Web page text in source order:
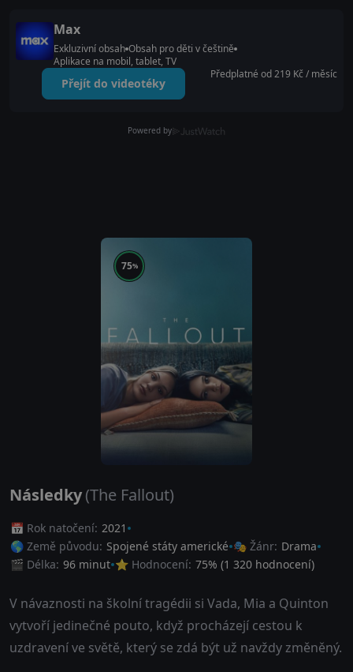
Max
Exkluzivní obsah Obsah pro děti v češtině
Aplikace na mobil, tablet, TV
Přejít do videotéky
Předplatné od 219 Kč / měsíc
Powered by
75%
Následky(The Fallout)
📅 Rok natočení: 2021
🌎 Země původu: Spojené státy americké 🎭 Žánr: Drama
🎬 Délka: 96 minut ⭐ Hodnocení: 75% (1 320 hodnocení)
V návaznosti na školní tragédii si Vada, Mia a Quinton
vytvoří jedinečné pouto, když procházejí cestou k
uzdravení ve světě, který se zdá být už navždy změněný.